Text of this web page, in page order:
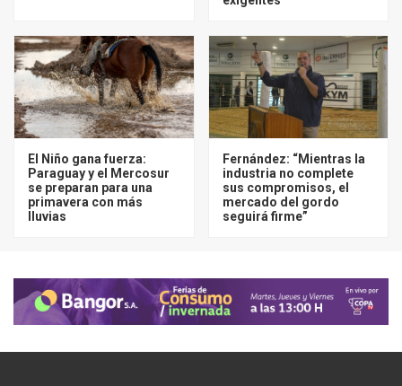
El Niño gana fuerza:
Paraguay y el Mercosur
se preparan para una
primavera con más
lluvias
Fernández: “Mientras la
industria no complete
sus compromisos, el
mercado del gordo
seguirá firme”